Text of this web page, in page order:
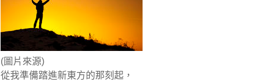
(圖片來源)
從我準備踏進新東方的那刻起，